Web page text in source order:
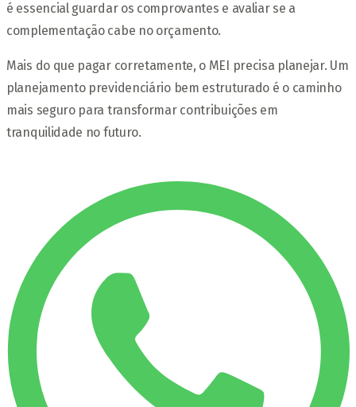
é essencial guardar os comprovantes e avaliar se a
complementação cabe no orçamento.
Mais do que pagar corretamente, o MEI precisa planejar. Um
planejamento previdenciário bem estruturado é o caminho
mais seguro para transformar contribuições em
tranquilidade no futuro.